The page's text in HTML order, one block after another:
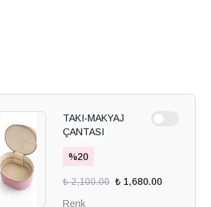
TAKI-MAKYAJ
ÇANTASI
%20
₺ 2,100.00 ₺ 1,680.00
Renk